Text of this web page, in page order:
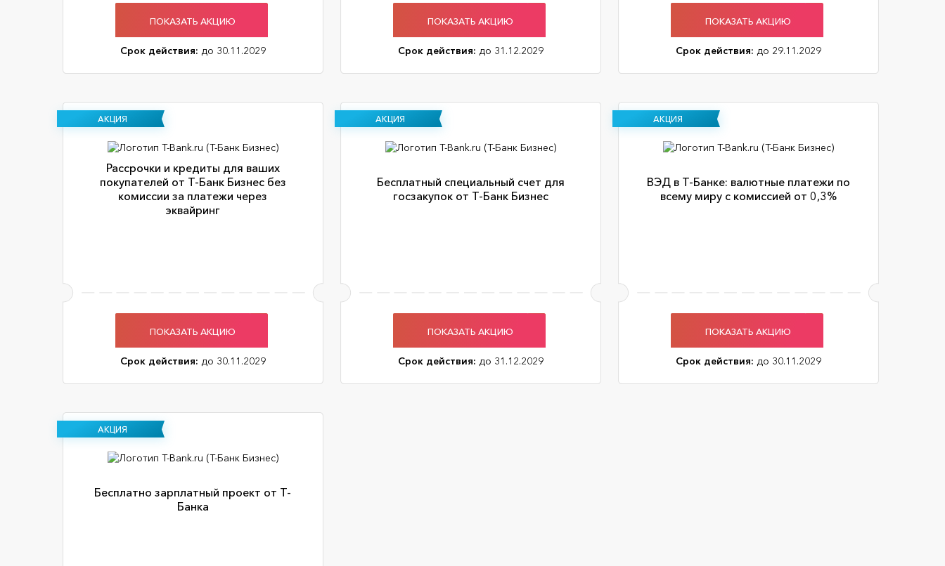
ПОКАЗАТЬ АКЦИЮ
Срок действия: до 30.11.2029
ПОКАЗАТЬ АКЦИЮ
Срок действия: до 31.12.2029
ПОКАЗАТЬ АКЦИЮ
Срок действия: до 29.11.2029
АКЦИЯ
Рассрочки и кредиты для ваших
покупателей от Т-Банк Бизнес без
комиссии за платежи через
эквайринг
ПОКАЗАТЬ АКЦИЮ
Срок действия: до 30.11.2029
АКЦИЯ
Бесплатный специальный счет для
госзакупок от Т-Банк Бизнес
ПОКАЗАТЬ АКЦИЮ
Срок действия: до 31.12.2029
АКЦИЯ
ВЭД в Т-Банке: валютные платежи по
всему миру с комиссией от 0,3%
ПОКАЗАТЬ АКЦИЮ
Срок действия: до 30.11.2029
АКЦИЯ
Бесплатно зарплатный проект от Т-
Банка